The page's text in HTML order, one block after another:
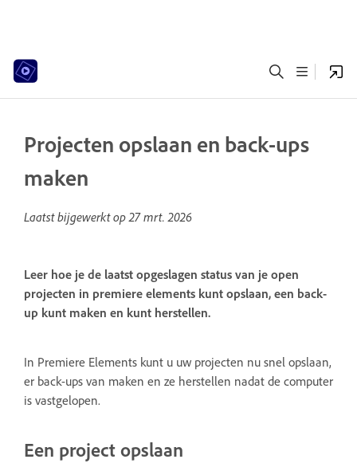
Projecten opslaan en back-ups
maken
Laatst bijgewerkt op27 mrt. 2026
Leer hoe je de laatst opgeslagen status van je open
projecten in premiere elements kunt opslaan, een back-
up kunt maken en kunt herstellen.
In Premiere Elements kunt u uw projecten nu snel opslaan,
er back-ups van maken en ze herstellen nadat de computer
is vastgelopen.
Een project opslaan